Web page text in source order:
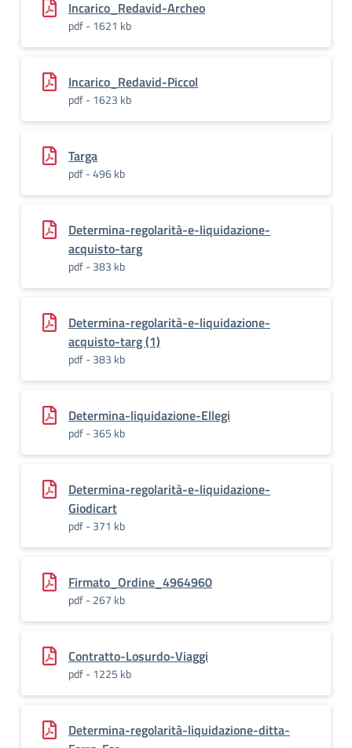
Incarico_Redavid-Archeo
pdf - 1621 kb
Incarico_Redavid-Piccol
pdf - 1623 kb
Targa
pdf - 496 kb
Determina-regolarità-e-liquidazione-
acquisto-targ
pdf - 383 kb
Determina-regolarità-e-liquidazione-
acquisto-targ (1)
pdf - 383 kb
Determina-liquidazione-Ellegi
pdf - 365 kb
Determina-regolarità-e-liquidazione-
Giodicart
pdf - 371 kb
Firmato_Ordine_4964960
pdf - 267 kb
Contratto-Losurdo-Viaggi
pdf - 1225 kb
Determina-regolarità-liquidazione-ditta-